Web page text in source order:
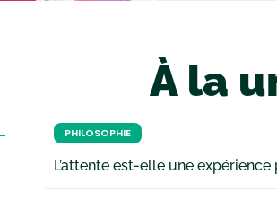
À la
PHILOSOPHIE
L’attente est-elle une